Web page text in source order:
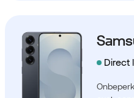
Direct